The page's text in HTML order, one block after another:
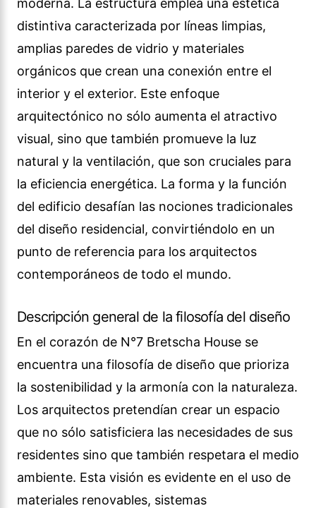
moderna. La estructura emplea una estética
distintiva caracterizada por líneas limpias,
amplias paredes de vidrio y materiales
orgánicos que crean una conexión entre el
interior y el exterior. Este enfoque
arquitectónico no sólo aumenta el atractivo
visual, sino que también promueve la luz
natural y la ventilación, que son cruciales para
la eficiencia energética. La forma y la función
del edificio desafían las nociones tradicionales
del diseño residencial, convirtiéndolo en un
punto de referencia para los arquitectos
contemporáneos de todo el mundo.
Descripción general de la filosofía del diseño
En el corazón de N°7 Bretscha House se
encuentra una filosofía de diseño que prioriza
la sostenibilidad y la armonía con la naturaleza.
Los arquitectos pretendían crear un espacio
que no sólo satisficiera las necesidades de sus
residentes sino que también respetara el medio
ambiente. Esta visión es evidente en el uso de
materiales renovables, sistemas